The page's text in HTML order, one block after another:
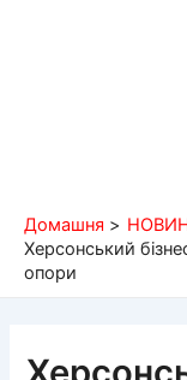
Домашня
Херсонський
опори